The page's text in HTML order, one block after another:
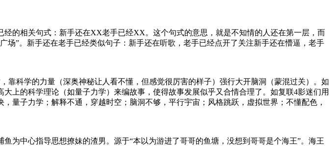
的相关句式：新手还在XX老手已经XX。这个句式的意思，就是不知情的人还在第一层，而
”。新手还在老手已经类似句子：新手还在听歌，老手已经点开了关注新手还在懵逼，老手
科学的力量（深奥神秘让人看不懂，但感觉很厉害的样子）强行大开脑洞（蒙混过关）。如
上的科学理论（如量子力学）来编故事，使得故事发展似乎又合情合理了。如复联4影迷们用
量子力学；解释不通，穿越时空；脑洞不够，平行宇宙；风格跳跃，虚拟世界；不懂配色，
为中心指导思想撩妹的渣男。源于“本以为游进了哥哥的鱼塘，没想到哥哥是个海王”。海王